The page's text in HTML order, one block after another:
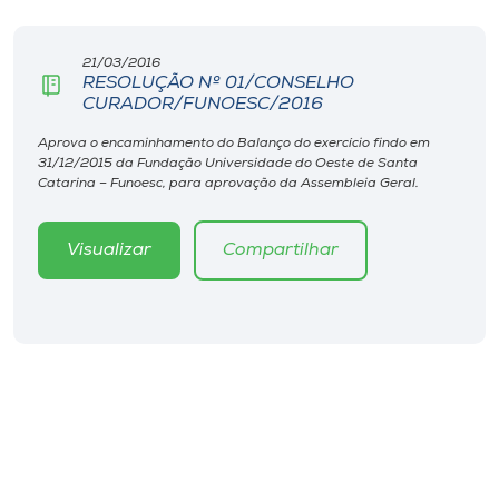
Editora
Rádio
Museu
Unoesc
21/03/2016
RESOLUÇÃO Nº 01/CONSELHO
CURADOR/FUNOESC/2016
Aprova o encaminhamento do Balanço do exercício findo em
31/12/2015 da Fundação Universidade do Oeste de Santa
Catarina – Funoesc, para aprovação da Assembleia Geral.
Visualizar Compartilhar